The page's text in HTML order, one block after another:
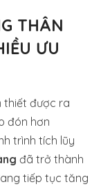
THÂN
ƯU
thiết được ra
đón hơn
trình tích lũy
đã trở thành
tiếp tục tăng